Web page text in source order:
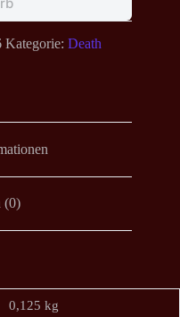
Kategorie: Death
(0)
0,125 kg